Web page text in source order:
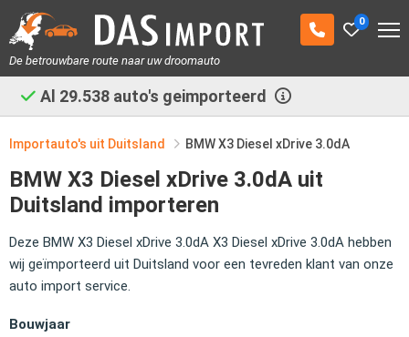
0
De betrouwbare route naar uw droomauto
Al29.538auto's geimporteerd
Importauto's uit Duitsland BMW X3 Diesel xDrive 3.0dA
BMW X3 Diesel xDrive 3.0dA uit
Duitsland importeren
Deze BMW X3 Diesel xDrive 3.0dA X3 Diesel xDrive 3.0dA hebben
wij geïmporteerd uit Duitsland voor een tevreden klant van onze
auto import service.
Bouwjaar